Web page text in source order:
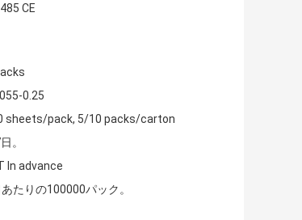
CE
0.25
sheets/pack, 5/10 packs/carton
。
In advance
たりの100000パック。